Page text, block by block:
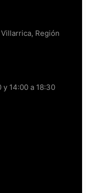
Región
y 14:00 a 18:30